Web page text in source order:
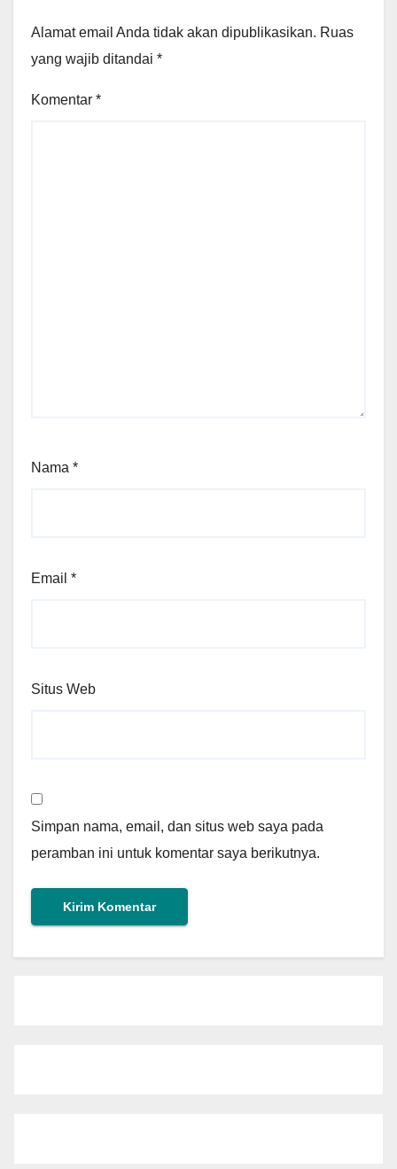
Alamat email Anda tidak akan dipublikasikan. Ruas
yang wajib ditandai *
Komentar *
Nama *
Email *
Situs Web
Simpan nama, email, dan situs web saya pada
peramban ini untuk komentar saya berikutnya.